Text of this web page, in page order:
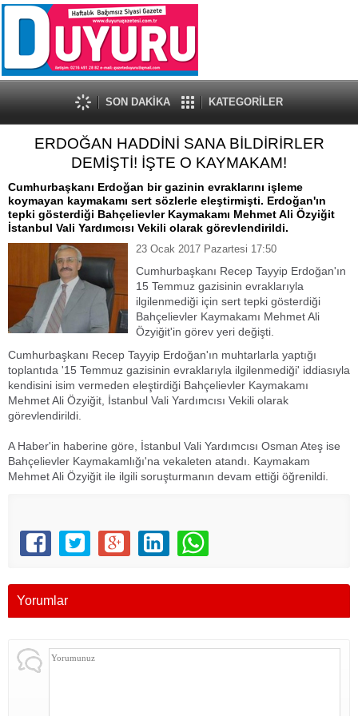
SON DAKİKA KATEGORİLER
ERDOĞAN HADDİNİ SANA BİLDİRİRLER
DEMİŞTİ! İŞTE O KAYMAKAM!
Cumhurbaşkanı Erdoğan bir gazinin evraklarını işleme
koymayan kaymakamı sert sözlerle eleştirmişti. Erdoğan'ın
tepki gösterdiği Bahçelievler Kaymakamı Mehmet Ali Özyiğit
İstanbul Vali Yardımcısı Vekili olarak görevlendirildi.
23 Ocak 2017 Pazartesi 17:50
Cumhurbaşkanı Recep Tayyip Erdoğan'ın
15 Temmuz gazisinin evraklarıyla
ilgilenmediği için sert tepki gösterdiği
Bahçelievler Kaymakamı Mehmet Ali
Özyiğit'in görev yeri değişti.
Cumhurbaşkanı Recep Tayyip Erdoğan'ın muhtarlarla yaptığı
toplantıda '15 Temmuz gazisinin evraklarıyla ilgilenmediği' iddiasıyla
kendisini isim vermeden eleştirdiği Bahçelievler Kaymakamı
Mehmet Ali Özyiğit, İstanbul Vali Yardımcısı Vekili olarak
görevlendirildi.
A Haber'in haberine göre, İstanbul Vali Yardımcısı Osman Ateş ise
Bahçelievler Kaymakamlığı'na vekaleten atandı. Kaymakam
Mehmet Ali Özyiğit ile ilgili soruşturmanın devam ettiği öğrenildi.
Yorumlar